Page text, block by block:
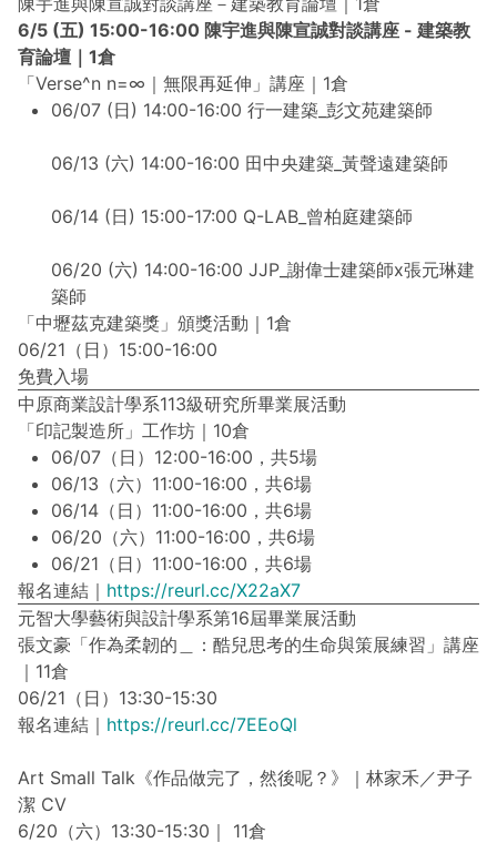
6/5 (五) 15:00-16:00 陳宇進與陳宣誠對談講座 - 建築教
育論壇｜1倉
「Verse^n n=∞｜無限再延伸」講座｜1倉
06/07 (日) 14:00-16:00 行一建築_彭文苑建築師
06/13 (六) 14:00-16:00 田中央建築_黃聲遠建築師
06/14 (日) 15:00-17:00 Q-LAB_曾柏庭建築師
06/20 (六) 14:00-16:00 JJP_謝偉士建築師x張元琳建
築師
「中壢茲克建築獎」頒獎活動｜1倉
06/21（日）15:00-16:00
免費入場
中原商業設計學系113級研究所畢業展活動
「印記製造所」工作坊｜10倉
06/07（日）12:00-16:00，共5場
06/13（六）11:00-16:00，共6場
06/14（日）11:00-16:00，共6場
06/20（六）11:00-16:00，共6場
06/21（日）11:00-16:00，共6場
報名連結｜ https://reurl.cc/X22aX7
元智大學藝術與設計學系第16屆畢業展活動
張文豪「作為柔韌的＿：酷兒思考的生命與策展練習」講座
｜11倉
06/21（日）13:30-15:30
報名連結｜ https://reurl.cc/7EEoQl
Art Small Talk《作品做完了，然後呢？》｜林家禾／尹子
潔 CV
6/20（六）13:30-15:30｜ 11倉